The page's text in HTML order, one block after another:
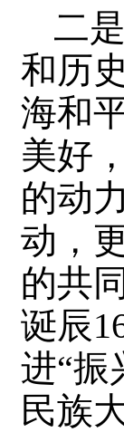
二
和历
海和
美好
的动
动，
的共
诞辰
进“振
民族